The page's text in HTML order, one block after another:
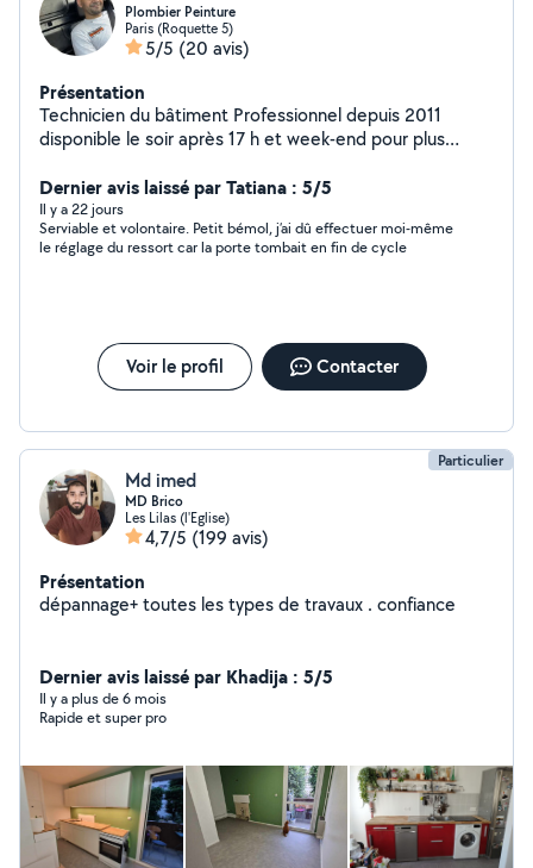
Plombier Peinture
Paris (Roquette 5)
5/5 (20 avis)
Présentation
Technicien du bâtiment Professionnel depuis 2011
disponible le soir après 17 h et week-end pour plus
Dernier avis laissé par Tatiana : 5/5
Il y a 22 jours
Serviable et volontaire. Petit bémol, j’ai dû effectuer moi-même
le réglage du ressort car la porte tombait en fin de cycle
Voir le profil Contacter
Particulier
Md imed
MD Brico
Les Lilas (l'Eglise)
4,7/5 (199 avis)
Présentation
dépannage+ toutes les types de travaux . confiance
Dernier avis laissé par Khadija : 5/5
Il y a plus de 6 mois
Rapide et super pro